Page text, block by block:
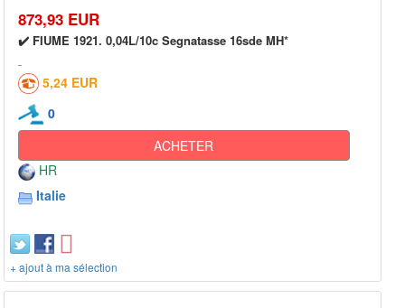
873,93 EUR
✔️ FIUME 1921. 0,04L/10c Segnatasse 16sde MH*
5,24 EUR
0
ACHETER
HR
Italie
+ ajout à ma sélection